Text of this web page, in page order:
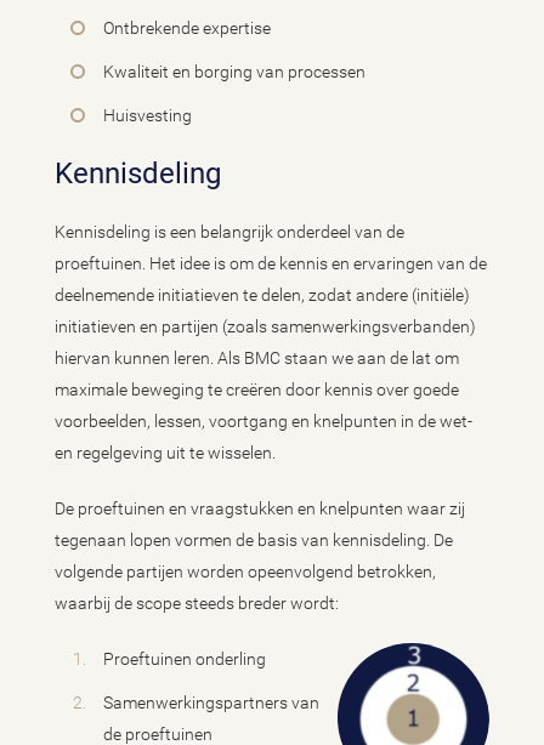
Ontbrekende expertise
Kwaliteit en borging van processen
Huisvesting
Kennisdeling
Kennisdeling is een belangrijk onderdeel van de
proeftuinen. Het idee is om de kennis en ervaringen van de
deelnemende initiatieven te delen, zodat andere (initiële)
initiatieven en partijen (zoals samenwerkingsverbanden)
hiervan kunnen leren. Als BMC staan we aan de lat om
maximale beweging te creëren door kennis over goede
voorbeelden, lessen, voortgang en knelpunten in de wet-
en regelgeving uit te wisselen.
De proeftuinen en vraagstukken en knelpunten waar zij
tegenaan lopen vormen de basis van kennisdeling. De
volgende partijen worden opeenvolgend betrokken,
waarbij de scope steeds breder wordt:
Proeftuinen onderling
​​​​Samenwerkingspartners van
de proeftuinen